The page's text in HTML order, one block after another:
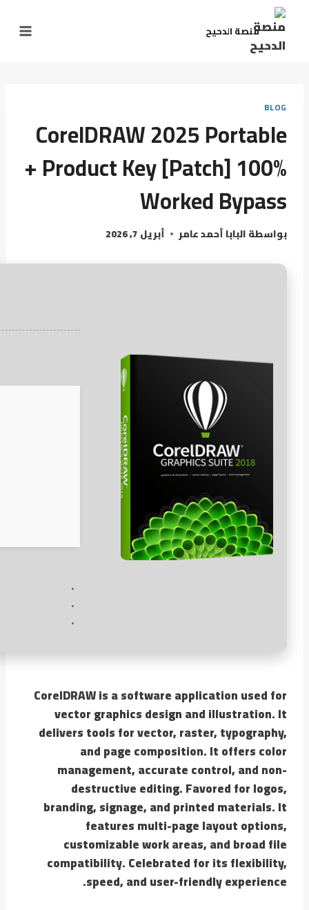
منصة الدحيح
BLOG
CorelDRAW 2025 Portable
+ Product Key [Patch] 100%
Worked Bypass
بواسطةالبابا أحمد عامر أبريل 7, 2026
CorelDRAW is a software application used for
vector graphics design and illustration. It
delivers tools for vector, raster, typography,
and page composition. It offers color
management, accurate control, and non-
destructive editing. Favored for logos,
branding, signage, and printed materials. It
features multi-page layout options,
customizable work areas, and broad file
compatibility. Celebrated for its flexibility,
speed, and user-friendly experience.